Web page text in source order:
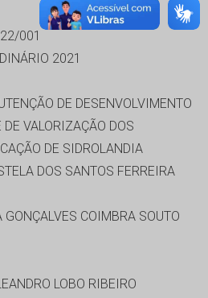
001
2021
DE DESENVOLVIMENTO
VALORIZAÇÃO DOS
DE SIDROLANDIA
DOS SANTOS FERREIRA
GONÇALVES COIMBRA SOUTO
LOBO RIBEIRO